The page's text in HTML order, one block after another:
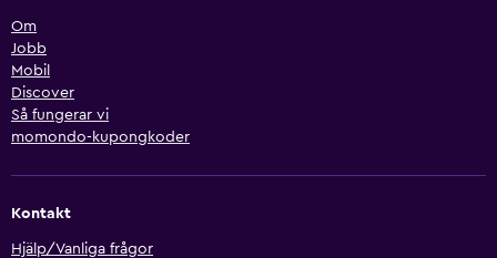
Om
Jobb
Mobil
Discover
Så fungerar vi
momondo-kupongkoder
Kontakt
Hjälp/Vanliga frågor